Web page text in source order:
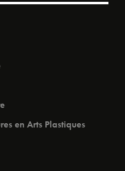
en Arts Plastiques